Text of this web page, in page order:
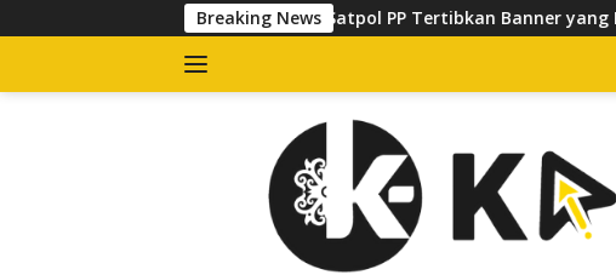
ke
Breaking News
Satpol PP Tertibkan Banner yang Kuasai Trotoar di